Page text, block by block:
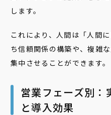
します。
これにより、人間は「人間
ち信頼関係の構築や、複雑
集中させることができます。
営業フェーズ別：
と導入効果